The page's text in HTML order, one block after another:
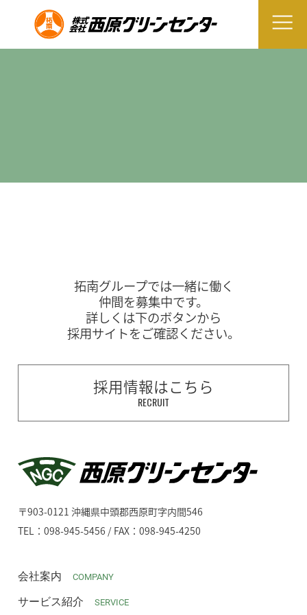
拓南グループでは一緒に働く
仲間を募集中です。
詳しくは下のボタンから
採用サイトをご確認ください。
採用情報はこちら
RECRUIT
〒903-0121 沖縄県中頭郡西原町字内間546
TEL：098-945-5456 / FAX：098-945-4250
会社案内 COMPANY
サービス紹介 SERVICE